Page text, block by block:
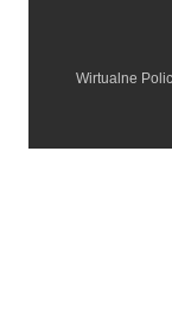
Wirtualne